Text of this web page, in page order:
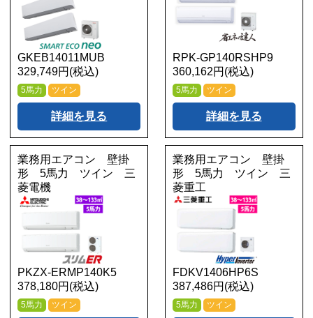
GKEB14011MUB
329,749円(税込)
5馬力 ツイン
詳細を見る
RPK-GP140RSHP9
360,162円(税込)
5馬力 ツイン
詳細を見る
業務用エアコン 壁掛
形 5馬力 ツイン 三
菱電機
PKZX-ERMP140K5
378,180円(税込)
5馬力 ツイン
業務用エアコン 壁掛
形 5馬力 ツイン 三
菱重工
FDKV1406HP6S
387,486円(税込)
5馬力 ツイン